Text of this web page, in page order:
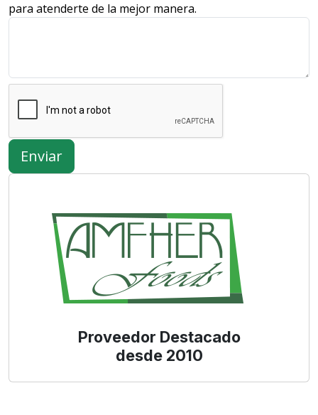
para atenderte de la mejor manera.
Enviar
Proveedor Destacado
desde 2010